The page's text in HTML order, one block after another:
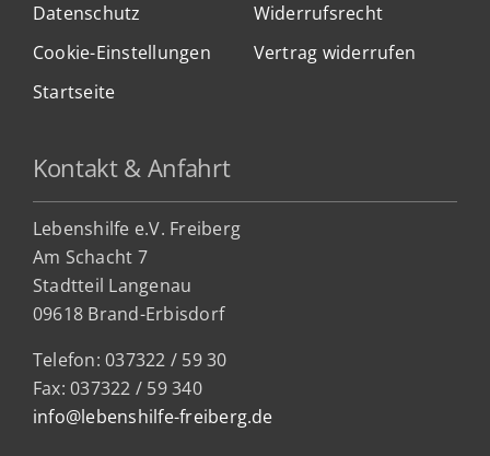
Datenschutz
Cookie-Einstellungen
Startseite
Widerrufsrecht
Vertrag widerrufen
Kontakt & Anfahrt
Lebenshilfe e.V. Freiberg
Am Schacht 7
Stadtteil Langenau
09618 Brand-Erbisdorf
Telefon: 037322 / 59 30
Fax: 037322 / 59 340
info@lebenshilfe-freiberg.de